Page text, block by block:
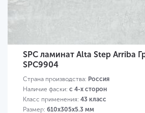
SPC ламинат Alta Step Arriba
SPC9904
Страна производства: Россия
Наличие фаски: с 4-х сторон
Класс применения: 43 класс
Размер: 610х305х5.3 мм